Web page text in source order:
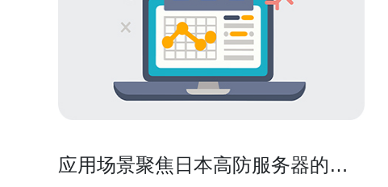
应用场景聚焦日本高防服务器的特